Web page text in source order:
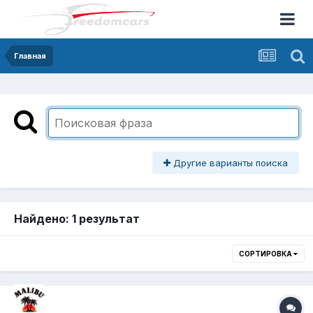
Главная
Другие варианты поиска
Найдено: 1 результат
СОРТИРОВКА